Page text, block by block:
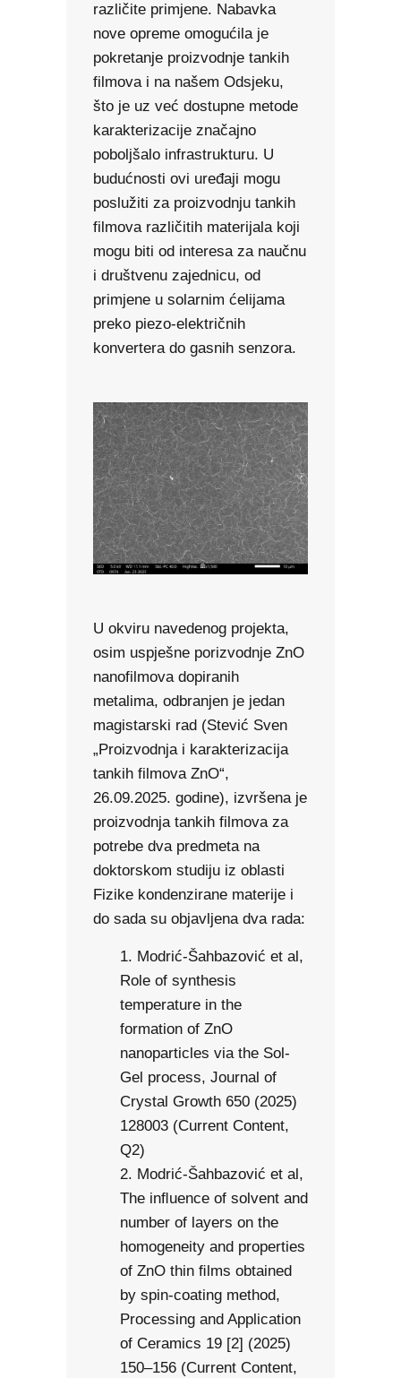
različite primjene. Nabavka
nove opreme omogućila je
pokretanje proizvodnje tankih
filmova i na našem Odsjeku,
što je uz već dostupne metode
karakterizacije značajno
poboljšalo infrastrukturu. U
budućnosti ovi uređaji mogu
poslužiti za proizvodnju tankih
filmova različitih materijala koji
mogu biti od interesa za naučnu
i društvenu zajednicu, od
primjene u solarnim ćelijama
preko piezo-električnih
konvertera do gasnih senzora.
U okviru navedenog projekta,
osim uspješne porizvodnje ZnO
nanofilmova dopiranih
metalima, odbranjen je jedan
magistarski rad (Stević Sven
„Proizvodnja i karakterizacija
tankih filmova ZnO“,
26.09.2025. godine), izvršena je
proizvodnja tankih filmova za
potrebe dva predmeta na
doktorskom studiju iz oblasti
Fizike kondenzirane materije i
do sada su objavljena dva rada:
Modrić-Šahbazović et al,
Role of synthesis
temperature in the
formation of ZnO
nanoparticles via the Sol-
Gel process, Journal of
Crystal Growth 650 (2025)
128003 (Current Content,
Q2)
Modrić-Šahbazović et al,
The inﬂuence of solvent and
number of layers on the
homogeneity and properties
of ZnO thin ﬁlms obtained
by spin-coating method,
Processing and Application
of Ceramics 19 [2] (2025)
150–156 (Current Content,